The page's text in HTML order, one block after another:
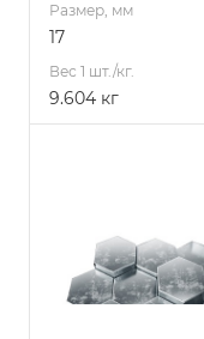
Размер, мм
17
Вес 1 шт./кг.
9.604 кг